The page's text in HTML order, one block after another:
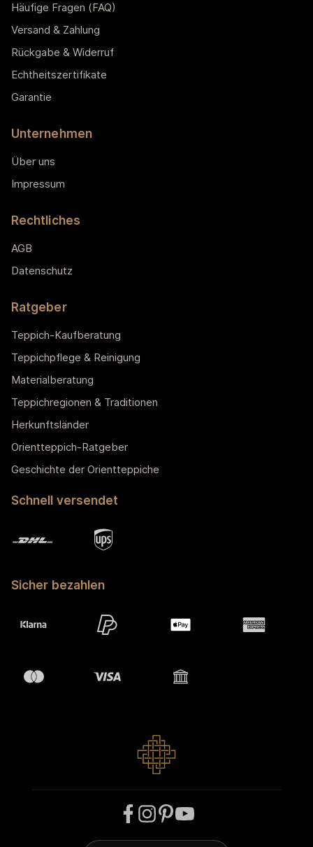
Häufige Fragen (FAQ)
Versand & Zahlung
Rückgabe & Widerruf
Echtheitszertifikate
Garantie
Unternehmen
Über uns
Impressum
Rechtliches
AGB
Datenschutz
Ratgeber
Teppich-Kaufberatung
Teppichpflege & Reinigung
Materialberatung
Teppichregionen & Traditionen
Herkunftsländer
Orientteppich-Ratgeber
Geschichte der Orientteppiche
Schnell versendet
Sicher bezahlen